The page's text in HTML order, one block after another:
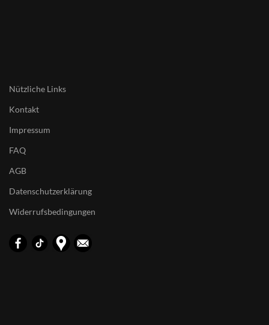
Nützliche Links
Kontakt
Impressum
FAQ
AGB
Datenschutzerklärung
Widerrufsbedingungen